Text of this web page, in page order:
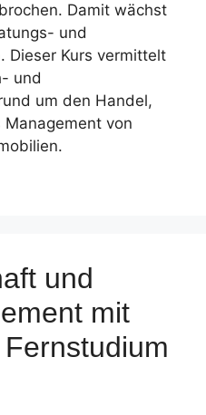
Damit wächst
und
Dieser Kurs vermittelt
und
um den Handel,
von
und
mit